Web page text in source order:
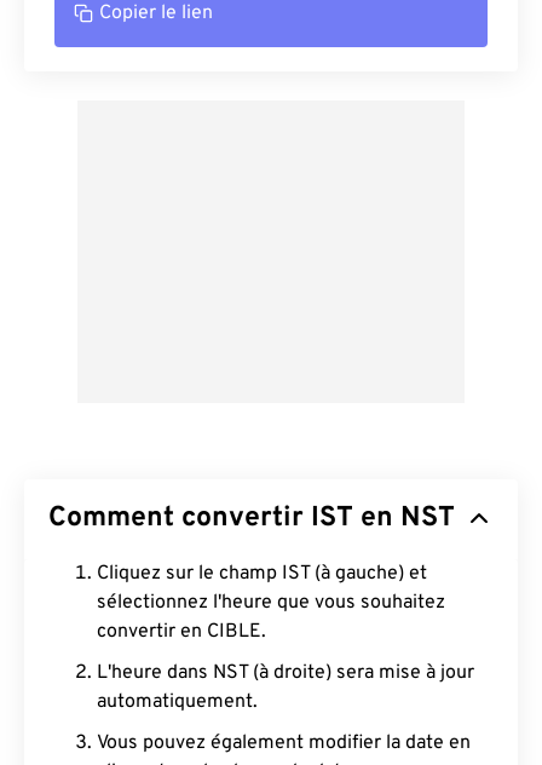
Copier le lien
Comment convertir IST en NST
Cliquez sur le champ IST (à gauche) et
sélectionnez l'heure que vous souhaitez
convertir en CIBLE.
L'heure dans NST (à droite) sera mise à jour
automatiquement.
Vous pouvez également modifier la date en